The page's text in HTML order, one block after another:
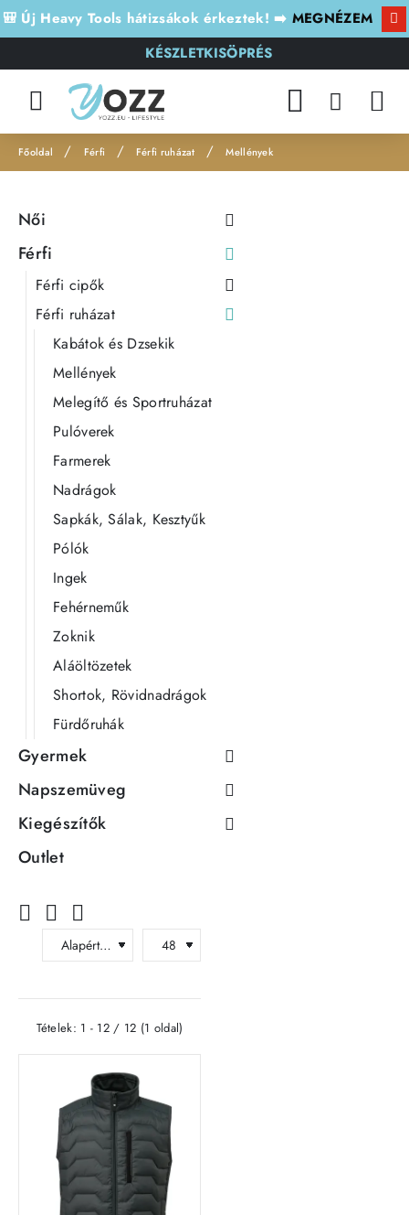
🎒 Új Heavy Tools hátizsákok érkeztek! ➡️ MEGNÉZEM
KÉSZLETKISÖPRÉS
h
m
Férfi Férfi ruházat Mellények
Női
Férfi
Férfi cipők
Férfi ruházat
Kabátok és Dzsekik
Mellények
Melegítő és Sportruházat
Pulóverek
Farmerek
Nadrágok
Sapkák, Sálak, Kesztyűk
Pólók
Ingek
Fehérneműk
Zoknik
Aláöltözetek
Shortok, Rövidnadrágok
Fürdőruhák
Gyermek
Napszemüveg
Kiegészítők
Outlet
Tételek: 1 - 12 / 12 (1 oldal)